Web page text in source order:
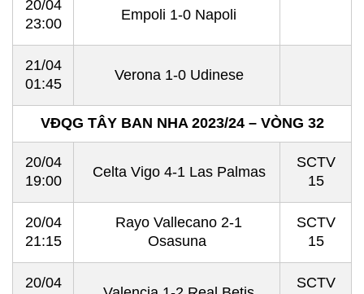
20/04
23:00
Empoli 1-0 Napoli
21/04
01:45
Verona 1-0 Udinese
VĐQG TÂY BAN NHA 2023/24 – VÒNG 32
20/04
19:00
Celta Vigo 4-1 Las Palmas
SCTV
15
20/04
21:15
Rayo Vallecano 2-1
Osasuna
SCTV
15
20/04
SCTV